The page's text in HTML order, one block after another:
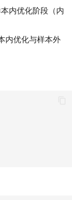
内优化阶段（内
内优化与样本外